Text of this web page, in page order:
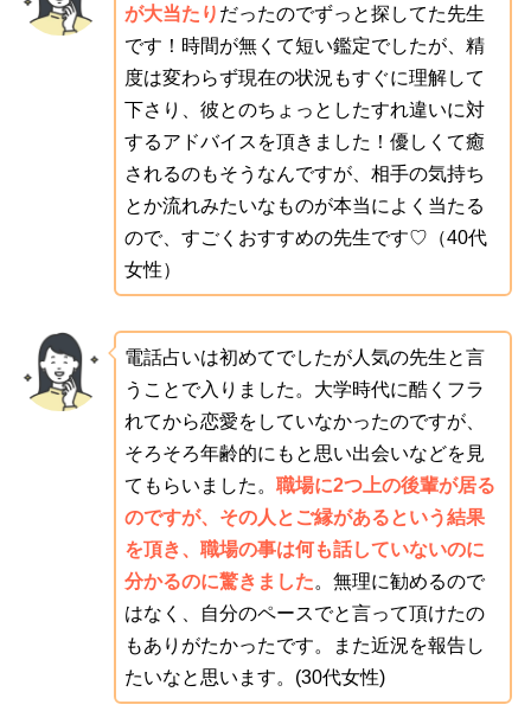
が大当たり だったのでずっと探してた先生
です！時間が無くて短い鑑定でしたが、精
度は変わらず現在の状況もすぐに理解して
下さり、彼とのちょっとしたすれ違いに対
するアドバイスを頂きました！優しくて癒
されるのもそうなんですが、相手の気持ち
とか流れみたいなものが本当によく当たる
ので、すごくおすすめの先生です♡（40代
女性）
電話占いは初めてでしたが人気の先生と言
うことで入りました。大学時代に酷くフラ
れてから恋愛をしていなかったのですが、
そろそろ年齢的にもと思い出会いなどを見
てもらいました。 職場に2つ上の後輩が居る
のですが、その人とご縁があるという結果
を頂き、職場の事は何も話していないのに
分かるのに驚きました。無理に勧めるので
はなく、自分のペースでと言って頂けたの
もありがたかったです。また近況を報告し
たいなと思います。(30代女性)